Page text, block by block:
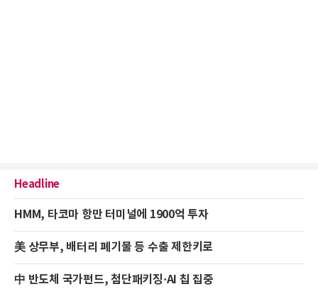
Headline
HMM, 타코마 항만 터미널에 1900억 투자
美 상무부, 배터리 폐기물 등 수출 제한키로
中 반도체 국가펀드, 첨단패키징·AI 칩 집중